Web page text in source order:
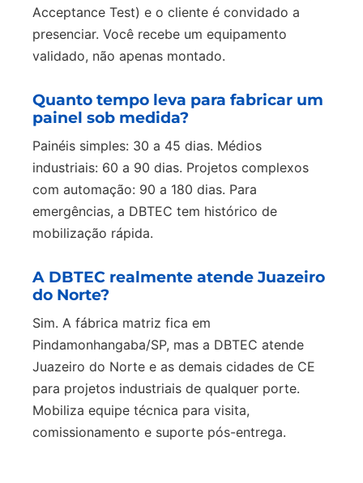
Acceptance Test) e o cliente é convidado a
presenciar. Você recebe um equipamento
validado, não apenas montado.
Quanto tempo leva para fabricar um
painel sob medida?
Painéis simples: 30 a 45 dias. Médios
industriais: 60 a 90 dias. Projetos complexos
com automação: 90 a 180 dias. Para
emergências, a DBTEC tem histórico de
mobilização rápida.
A DBTEC realmente atende Juazeiro
do Norte?
Sim. A fábrica matriz fica em
Pindamonhangaba/SP, mas a DBTEC atende
Juazeiro do Norte e as demais cidades de CE
para projetos industriais de qualquer porte.
Mobiliza equipe técnica para visita,
comissionamento e suporte pós-entrega.